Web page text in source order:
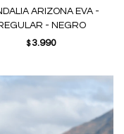
ARIZONA EVA -
- NEGRO
$3.990